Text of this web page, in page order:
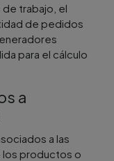
de trabajo, el
de pedidos
para el cálculo
a
a las
los productos o